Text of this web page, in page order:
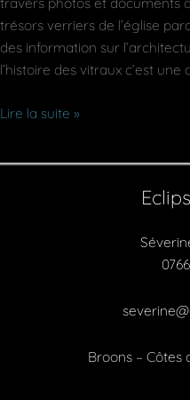
trésors verriers de l’église
des information sur
l’histoire des vitraux c’est une
Histoire
Lire la suite »
Broons – Côtes